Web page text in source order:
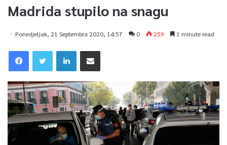
Madrida stupilo na snagu
Ponedjeljak, 21 Septembra 2020, 14:57 0 259 1 minute read